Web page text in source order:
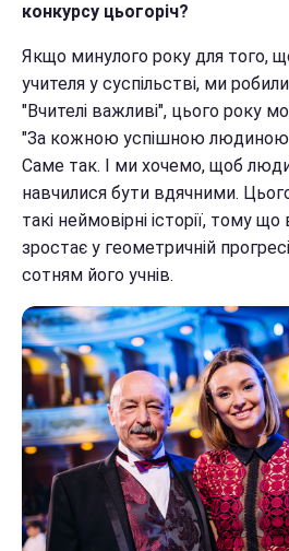
конкурсу цьогоріч?
Якщо минулого року для того,
учителя у суспільстві, ми
"Вчителі важливі", цього року
"За кожною успішною людиною
Саме так. І ми хочемо, щоб
навчилися бути вдячними.
такі неймовірні історії, тому
зростає у геометричній
сотням його учнів.